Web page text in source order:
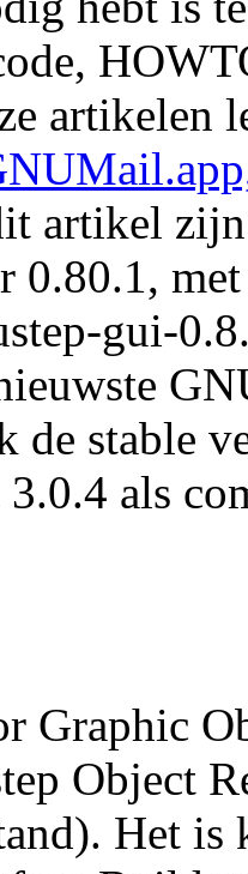
artikelen
artikel
gui-
stable
3.0.4 als
Graphic
Object
Het is